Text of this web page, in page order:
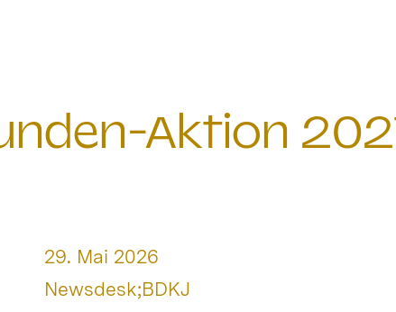
Aktion
Datum:
29. Mai 2026
Von:
Newsdesk;BDKJ